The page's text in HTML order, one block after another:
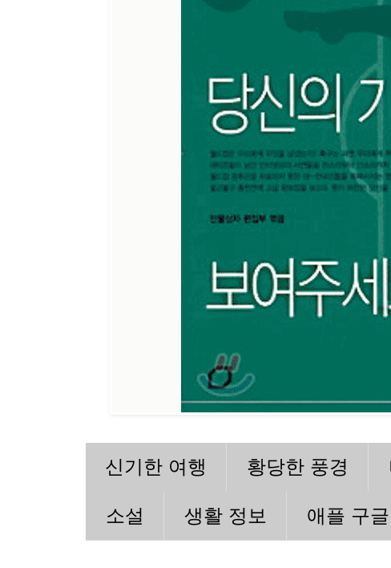
신기한 여행 황당한 풍경
소설 생활 정보 애플 구글